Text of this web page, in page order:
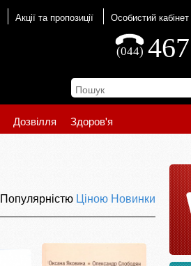
Акції та пропозиції Особистий кабінет
(044)
Дозвілля Здоров'я
Популярністю Ціною Новинки